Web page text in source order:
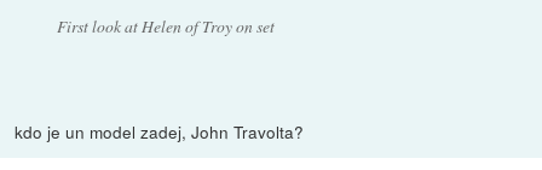
First look at Helen of Troy on set
kdo je un model zadej, John Travolta?